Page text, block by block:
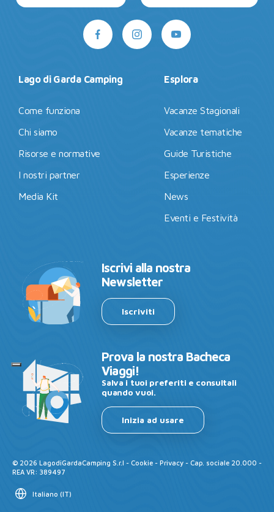
Lago di Garda Camping
Come funziona
Chi siamo
Risorse e normative
I nostri partner
Media Kit
Esplora
Vacanze Stagionali
Vacanze tematiche
Guide Turistiche
Esperienze
News
Eventi e Festività
Iscrivi alla nostra
Newsletter
Iscriviti
Prova la nostra Bacheca
Viaggi!
Salva i tuoi preferiti e consultali
quando vuoi.
Inizia ad usare
© 2026 LagodiGardaCamping S.r.l - Cookie - Privacy - Cap. sociale 20.000 -
REA VR: 389497
Italiano (IT)